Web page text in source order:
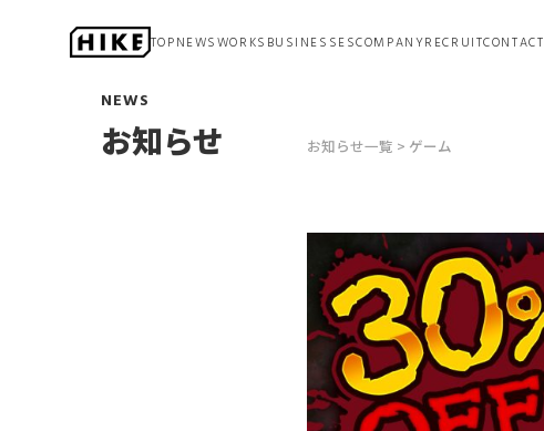
TOPNEWSWORKS BUSINESSES
ゲーム開発
COMPANYRECRUITCONTACT
NEWS
お知らせ お知らせ一覧 ゲーム